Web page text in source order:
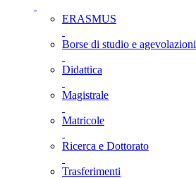
ERASMUS
Borse di studio e agevolazioni
Didattica
Magistrale
Matricole
Ricerca e Dottorato
Trasferimenti